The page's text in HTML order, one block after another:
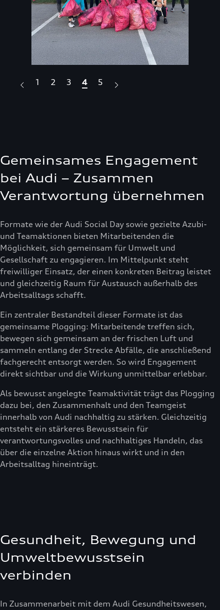
1 2 3 4 5
Gemeinsames Engagement
bei Audi – Zusammen
Verantwortung übernehmen
Formate wie der Audi Social Day sowie gezielte Azubi-
und Teamaktionen bieten Mitarbeitenden die
Möglichkeit, sich gemeinsam für Umwelt und
Gesellschaft zu engagieren. Im Mittelpunkt steht
freiwilliger Einsatz, der einen konkreten Beitrag leistet
und gleichzeitig Raum für Austausch außerhalb des
Arbeitsalltags schafft.
Ein zentraler Bestandteil dieser Formate ist das
gemeinsame Plogging: Mitarbeitende treffen sich,
bewegen sich gemeinsam an der frischen Luft und
sammeln entlang der Strecke Abfälle, die anschließend
fachgerecht entsorgt werden. So wird Engagement
direkt sichtbar und die Wirkung unmittelbar erlebbar.
Als bewusst angelegte Teamaktivität trägt das Plogging
dazu bei, den Zusammenhalt und den Teamgeist
innerhalb von Audi nachhaltig zu stärken. Gleichzeitig
entsteht ein stärkeres Bewusstsein für
verantwortungsvolles und nachhaltiges Handeln, das
über die einzelne Aktion hinaus wirkt und in den
Arbeitsalltag hineinträgt.
Gesundheit, Bewegung und
Umweltbewusstsein
verbinden
In Zusammenarbeit mit dem Audi Gesundheitswesen,